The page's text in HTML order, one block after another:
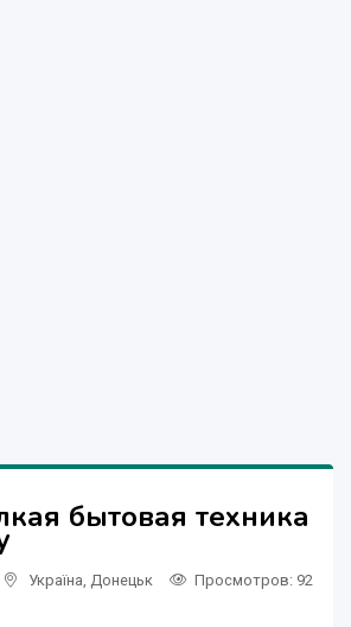
бытовая техника
Україна Донецьк Просмотров: 92